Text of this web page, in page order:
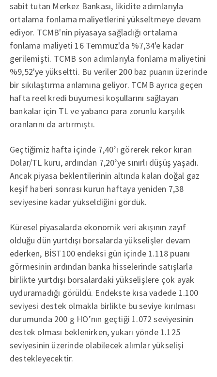
sabit tutan Merkez Bankası, likidite adımlarıyla
ortalama fonlama maliyetlerini yükseltmeye devam
ediyor. TCMB'nin piyasaya sağladığı ortalama
fonlama maliyeti 16 Temmuz'da %7,34'e kadar
gerilemişti. TCMB son adımlarıyla fonlama maliyetini
%9,52'ye yükseltti. Bu veriler 200 baz puanın üzerinde
bir sıkılaştırma anlamına geliyor. TCMB ayrıca geçen
hafta reel kredi büyümesi koşullarını sağlayan
bankalar için TL ve yabancı para zorunlu karşılık
oranlarını da artırmıştı.
Geçtiğimiz hafta içinde 7,40’ı görerek rekor kıran
Dolar/TL kuru, ardından 7,20’ye sınırlı düşüş yaşadı.
Ancak piyasa beklentilerinin altında kalan doğal gaz
keşif haberi sonrası kurun haftaya yeniden 7,38
seviyesine kadar yükseldiğini gördük.
Küresel piyasalarda ekonomik veri akışının zayıf
olduğu dün yurtdışı borsalarda yükselişler devam
ederken, BİST100 endeksi gün içinde 1.118 puanı
görmesinin ardından banka hisselerinde satışlarla
birlikte yurtdışı borsalardaki yükselişlere çok ayak
uyduramadığı görüldü. Endekste kısa vadede 1.100
seviyesi destek olmakla birlikte bu seviye kırılması
durumunda 200 g HO’nın geçtiği 1.072 seviyesinin
destek olması beklenirken, yukarı yönde 1.125
seviyesinin üzerinde olabilecek alımlar yükselişi
destekleyecektir.